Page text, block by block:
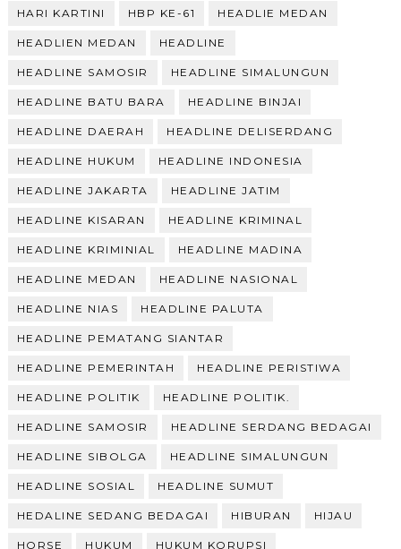
HARI KARTINI HBP KE-61 HEADLIE MEDAN
HEADLIEN MEDAN HEADLINE
HEADLINE SAMOSIR HEADLINE SIMALUNGUN
HEADLINE BATU BARA HEADLINE BINJAI
HEADLINE DAERAH HEADLINE DELISERDANG
HEADLINE HUKUM HEADLINE INDONESIA
HEADLINE JAKARTA HEADLINE JATIM
HEADLINE KISARAN HEADLINE KRIMINAL
HEADLINE KRIMINIAL HEADLINE MADINA
HEADLINE MEDAN HEADLINE NASIONAL
HEADLINE NIAS HEADLINE PALUTA
HEADLINE PEMATANG SIANTAR
HEADLINE PEMERINTAH HEADLINE PERISTIWA
HEADLINE POLITIK HEADLINE POLITIK.
HEADLINE SAMOSIR HEADLINE SERDANG BEDAGAI
HEADLINE SIBOLGA HEADLINE SIMALUNGUN
HEADLINE SOSIAL HEADLINE SUMUT
HEDALINE SEDANG BEDAGAI HIBURAN HIJAU
HORSE HUKUM HUKUM KORUPSI